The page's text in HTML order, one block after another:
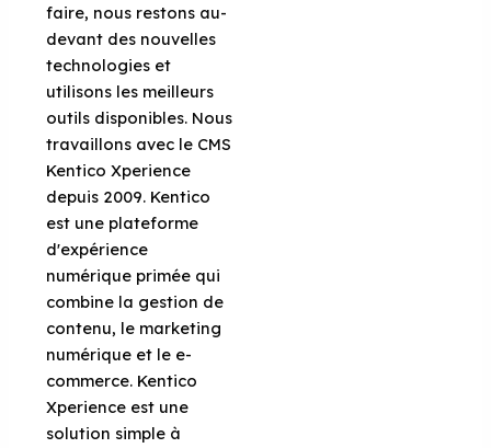
faire, nous restons au-
devant des nouvelles
technologies et
utilisons les meilleurs
outils disponibles. Nous
travaillons avec le CMS
Kentico Xperience
depuis 2009. Kentico
est une plateforme
d'expérience
numérique primée qui
combine la gestion de
contenu, le marketing
numérique et le e-
commerce. Kentico
Xperience est une
solution simple à